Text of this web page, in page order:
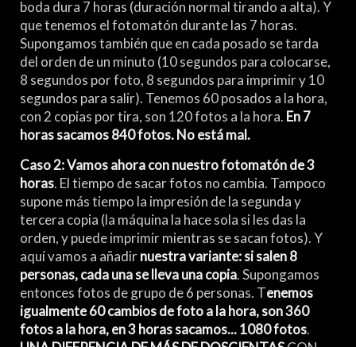
boda dura 7 horas (duración normal tirando a alta). Y
que tenemos el fotomatón durante las 7 horas.
Supongamos también que en cada posado se tarda
del orden de un minuto (10 segundos para colocarse,
8 segundos por foto, 8 segundos para imprimir y 10
segundos para salir). Tenemos 60 posados a la hora,
con 2 copias por tira, son 120 fotos a la hora. En 7
horas sacamos 840 fotos. No está mal.
Caso 2: Vamos ahora con nuestro fotomatón de 3
horas. El tiempo de sacar fotos no cambia. Tampoco
supone más tiempo la impresión de la segunda y
tercera copia (la máquina la hace sola si les das la
orden, y puede imprimir mientras se sacan fotos). Y
aquí vamos a añadirnuestra variante: si salen 8
personas, cada una se lleva una copia. Supongamos
entonces fotos de grupo de 6 personas. Tenemos
igualmente 60 cambios de foto a la hora, son 360
fotos a la hora, en 3 horas sacamos... 1080 fotos.